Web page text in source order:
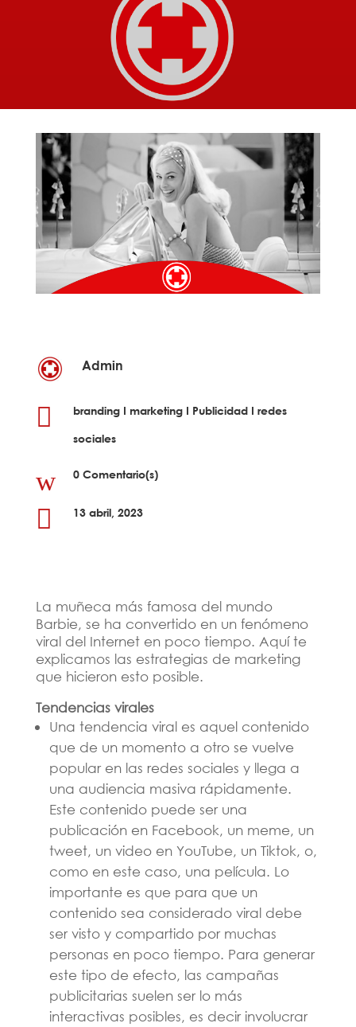
Admin
 brandingI marketingI PublicidadI redes
sociales
w 0 Comentario(s)
 13 abril, 2023
La muñeca más famosa del mundo
Barbie, se ha convertido en un fenómeno
viral del Internet en poco tiempo. Aquí te
explicamos las estrategias de marketing
que hicieron esto posible.
Tendencias virales
Una tendencia viral es aquel contenido
que de un momento a otro se vuelve
popular en las redes sociales y llega a
una audiencia masiva rápidamente.
Este contenido puede ser una
publicación en Facebook, un meme, un
tweet, un video en YouTube, un Tiktok, o,
como en este caso, una película. Lo
importante es que para que un
contenido sea considerado viral debe
ser visto y compartido por muchas
personas en poco tiempo. Para generar
este tipo de efecto, las campañas
publicitarias suelen ser lo más
interactivas posibles, es decir involucrar